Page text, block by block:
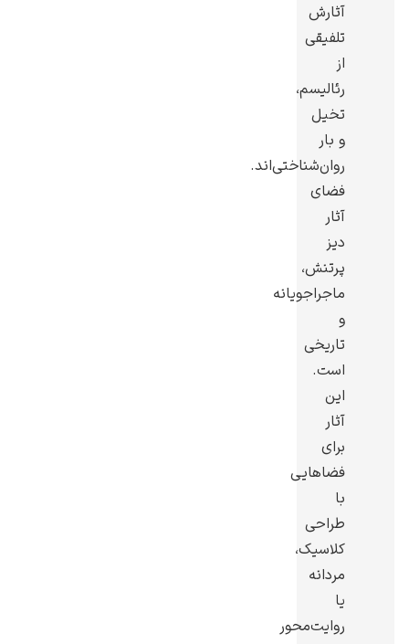
آثارش
تلفیقی
از
رئالیسم،
تخیل
و بار
روان‌شناختی‌اند.
فضای
آثار
دیز
پرتنش،
ماجراجویانه
و
تاریخی
است.
این
آثار
برای
فضاهایی
با
طراحی
کلاسیک،
مردانه
یا
روایت‌محور